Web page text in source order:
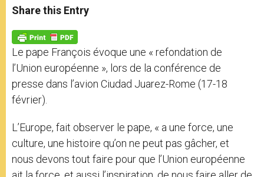
t
s
p
p
s
e
g
e
r
e
b
o
k
Share this Entry
Le pape François évoque une « refondation de
l’Union européenne », lors de la conférence de
presse dans l’avion Ciudad Juarez-Rome (17-18
février).
L’Europe, fait observer le pape, « a une force, une
culture, une histoire qu’on ne peut pas gâcher, et
nous devons tout faire pour que l’Union européenne